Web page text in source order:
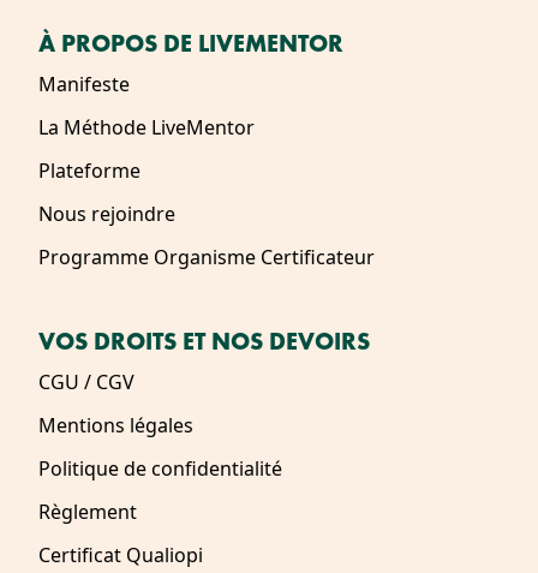
À PROPOS DE LIVEMENTOR
Manifeste
La Méthode LiveMentor
Plateforme
Nous rejoindre
Programme Organisme Certificateur
VOS DROITS ET NOS DEVOIRS
CGU / CGV
Mentions légales
Politique de confidentialité
Règlement
Certificat Qualiopi